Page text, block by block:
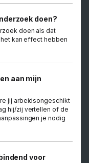
doen?
doen als dat
kan effect hebben
aan mijn
jij arbeidsongeschikt
hij/zij vertellen of de
je nodig
voor